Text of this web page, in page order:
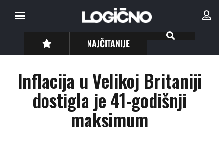
NAJČITANIJE
Inflacija u Velikoj Britaniji
dostigla je 41-godišnji
maksimum